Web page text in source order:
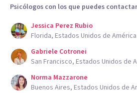
Psicólogos con los que puedes contactar
Jessica Perez Rubio
Florida, Estados Unidos de América
Gabriele Cotronei
San Francisco, Estados Unidos de
Norma Mazzarone
Buenos Aires, Estados Unidos de